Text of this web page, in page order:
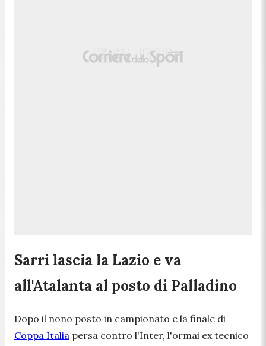
Sarri lascia la Lazio e va
all'Atalanta al posto di Palladino
Dopo il nono posto in campionato e la finale di
Coppa Italia persa contro l'Inter, l'ormai ex tecnico